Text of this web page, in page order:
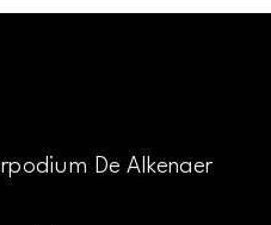
De Alkenaer